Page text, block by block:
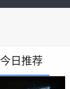
今日推荐